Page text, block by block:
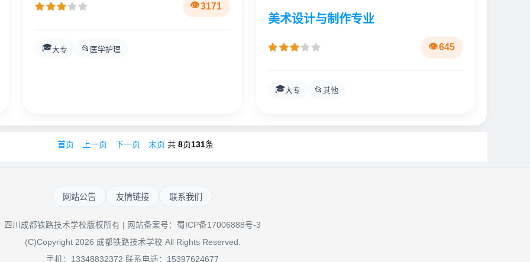
3171
🎓大专 📂 医学护理
美术设计与制作专业
645
🎓大专 📂 其他
首页 上一页 下一页 末页 共 8页131条
网站公告 友情链接 联系我们
四川成都铁路技术学校版权所有 | 网站备案号： 蜀ICP备17006888号-3
(C)Copyright 2026 成都铁路技术学校 All Rights Reserved.
手机：13348832372 联系电话：15397624677